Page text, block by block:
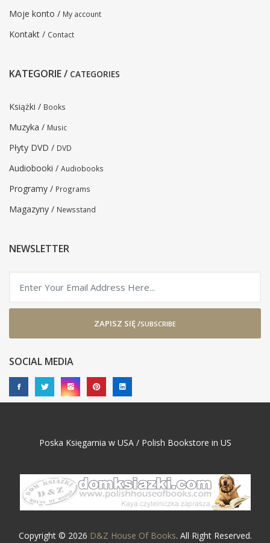
Moje konto / My account
Kontakt / Contact
KATEGORIE / CATEGORIES
Książki / Books
Muzyka / Music
Płyty DVD / DVD
Audiobooki / Audiobooks
Programy / Programs
Magazyny / Newsstand
NEWSLETTER
ZAPISZ SIĘ /SUBSCRIBE
SOCIAL MEDIA
Poska Księgarnia w USA / Polish Bookstore in US
Copyright © 2026 D&Z House Of Books. All Right Reserved.